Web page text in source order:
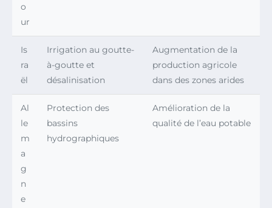
o
ur
Is
ra
ël
Irrigation au goutte-
à-goutte et
désalinisation
Augmentation de la
production agricole
dans des zones arides
Al
le
m
a
g
n
e
Protection des
bassins
hydrographiques
Amélioration de la
qualité de l’eau potable